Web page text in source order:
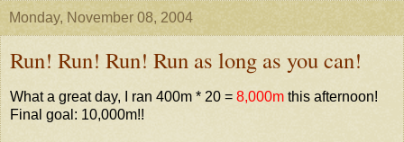
Monday, November 08, 2004
Run! Run! Run! Run as long as you can!
What a great day, I ran 400m * 20 = 8,000m this afternoon!
Final goal: 10,000m!!